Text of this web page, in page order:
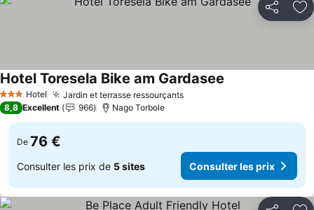
Partager
3 ÉtoilesHotel Jardin et terrasse ressourçantsConsulter les prix
Hotel Toresela Bike am Gardasee
8,8 Excellent 966 Nago Torbole
De 76 €
Consulter les prix de 5 sites Consulter les prix